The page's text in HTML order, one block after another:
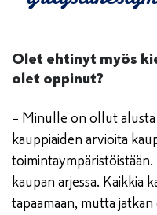
Olet ehtinyt myös
olet oppinut?
– Minulle on ollut
kauppiaiden arvioita
toimintaympäristöistään.
kaupan arjessa. Kaikkia
tapaamaan, mutta